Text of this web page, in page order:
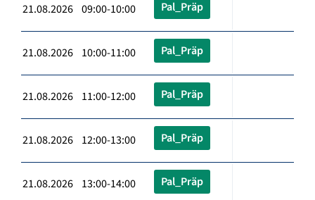
21.08.2026 09:00-10:00 Pal_Präp
21.08.2026 10:00-11:00 Pal_Präp
21.08.2026 11:00-12:00 Pal_Präp
21.08.2026 12:00-13:00 Pal_Präp
21.08.2026 13:00-14:00 Pal_Präp